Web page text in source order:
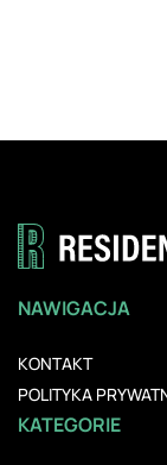
NAWIGACJA
KONTAKT
POLITYKA
KATEGORIE